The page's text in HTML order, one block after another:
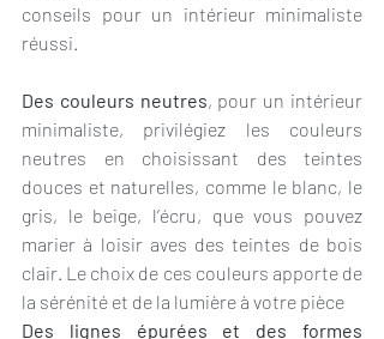
conseils pour un intérieur minimaliste
réussi.
Des couleurs neutres, pour un intérieur
minimaliste, privilégiez les couleurs
neutres en choisissant des teintes
douces et naturelles, comme le blanc, le
gris, le beige, l’écru, que vous pouvez
marier à loisir aves des teintes de bois
clair. Le choix de ces couleurs apporte de
la sérénité et de la lumière à votre pièce
Des lignes épurées et des formes